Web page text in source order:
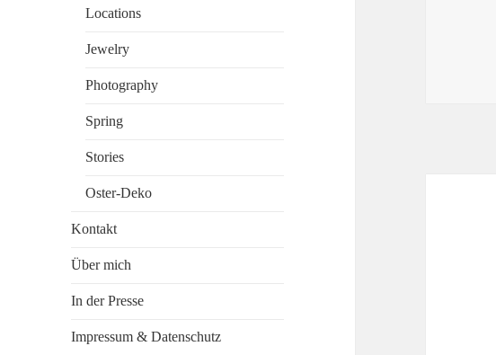
Locations
Jewelry
Photography
Spring
Stories
Oster-Deko
Kontakt
Über mich
In der Presse
Impressum & Datenschutz